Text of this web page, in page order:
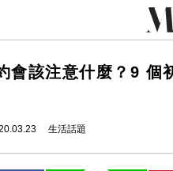
會該注意什麼？9 個
生活話題